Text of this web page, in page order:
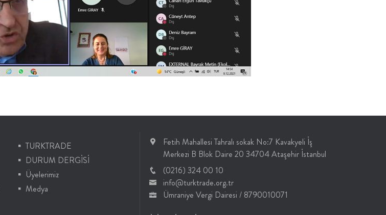
TURKTRADE
DURUM DERGİSİ
Üyelerimiz
Medya
Fetih Mahallesi Tahralı sokak No:7 Kavakyeli İş
Merkezi B Blok Daire 20 34704 Ataşehir İstanbul
(0216) 324 00 10
info@turktrade.org.tr
Ümraniye Vergi Dairesi / 8790010071